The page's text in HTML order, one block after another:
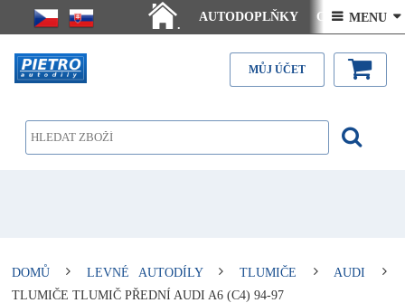
.
AUTODOPLŇKY Ceny doručení
Články - návody Kontakt
 MENU 
MŮJ ÚČET
DOMŮ LEVNÉ AUTODÍLY TLUMIČE
AUDI
TLUMIČE TLUMIČ PŘEDNÍ AUDI A6 (C4) 94-97